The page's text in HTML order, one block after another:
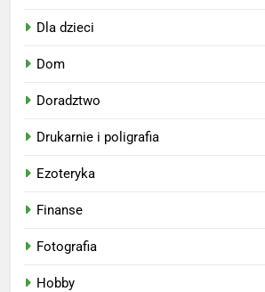
Dla dzieci
Dom
Doradztwo
Drukarnie i poligrafia
Ezoteryka
Finanse
Fotografia
Hobby